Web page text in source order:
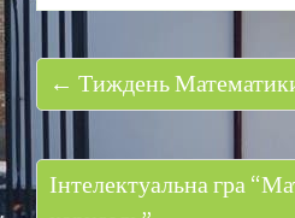
← Тиждень
Інтелектуальна гра